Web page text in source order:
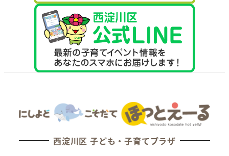
西淀川区 子ども・子育てプラザ